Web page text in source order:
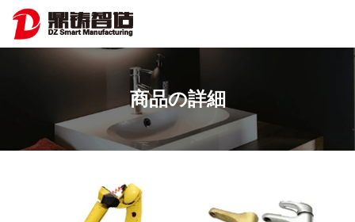
商品の詳細